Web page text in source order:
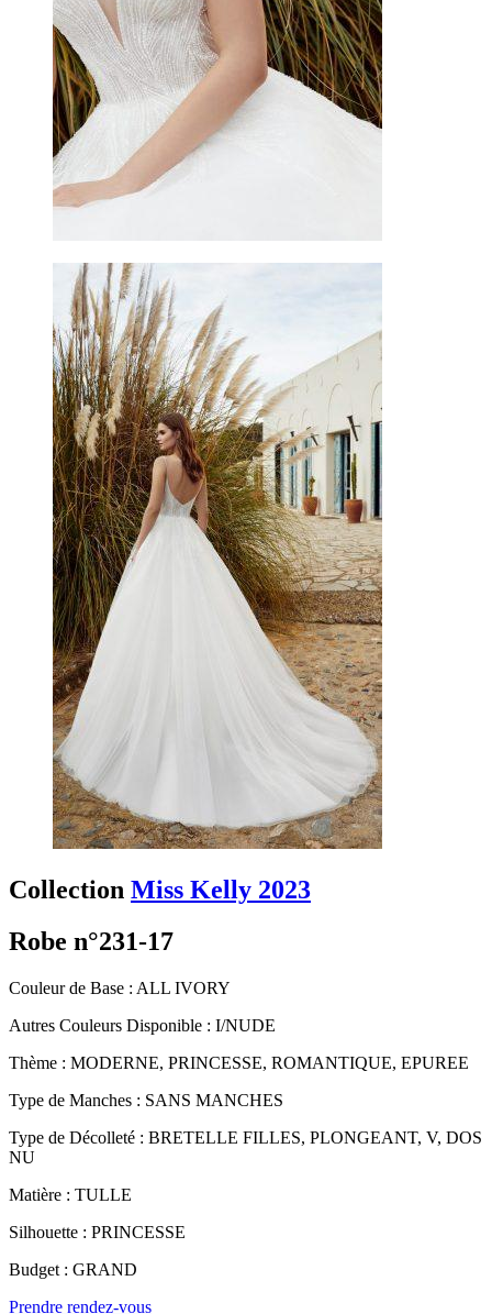
Collection Miss Kelly 2023
Robe n°231-17
Couleur de Base : ALL IVORY
Autres Couleurs Disponible : I/NUDE
Thème : MODERNE, PRINCESSE, ROMANTIQUE, EPUREE
Type de Manches : SANS MANCHES
Type de Décolleté : BRETELLE FILLES, PLONGEANT, V, DOS
NU
Matière : TULLE
Silhouette : PRINCESSE
Budget : GRAND
Prendre rendez-vous